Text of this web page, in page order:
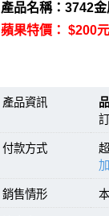
產品名稱：3742
蘋果特價： $200
產品資訊
付款方式
銷售情形